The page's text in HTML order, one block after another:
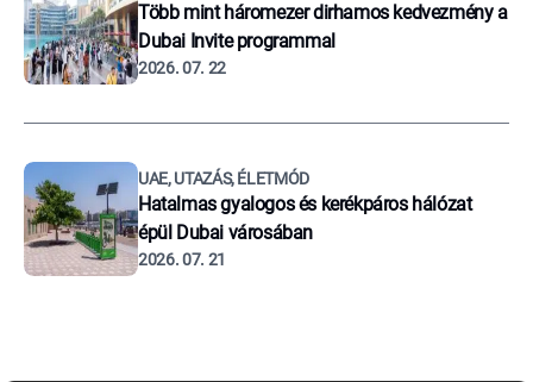
Több mint háromezer dirhamos kedvezmény a
Dubai Invite programmal
2026. 07. 22
UAE, UTAZÁS, ÉLETMÓD
Hatalmas gyalogos és kerékpáros hálózat
épül Dubai városában
2026. 07. 21